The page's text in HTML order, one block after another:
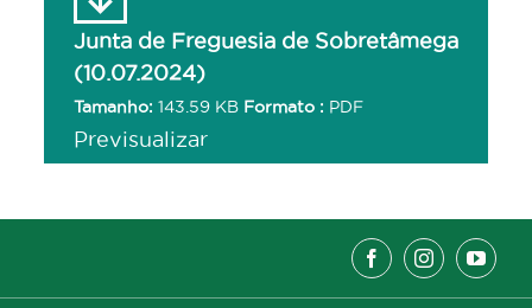
Junta de Freguesia de Sobretâmega
(10.07.2024)
Tamanho: 143.59 KB Formato : PDF
Previsualizar